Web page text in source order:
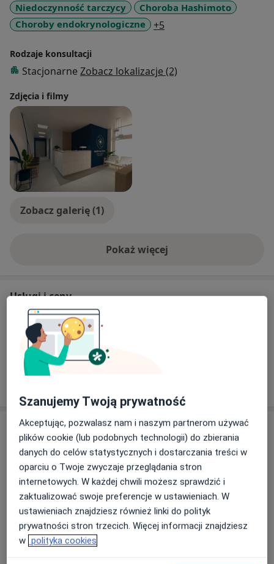
Niedoczynność tarczycy
Choroba Hashimoto
Choroby endokrynologiczne
+5
Rodzaje konsultacji
Stacjonarne Zobacz lokalizacje (2)
Zdjęcia i filmy
Zobacz galerię (1)
Pokaż więcejo doświadczeniu
Usługi i ceny
Konsultacja endokrynologiczna
Od 230 zł Szczegóły
Adresy (3)
Adres 1 Adres 2 Adres 3
Centrum Medyczne POLMED Oddział Tczew
Pomorska 1, Galeria Kociewska - poziom 2,
Tczew
Szanujemy Twoją prywatność
Akceptując, pozwalasz nam i naszym partnerom używać
plików cookie (lub podobnych technologii) do zbierania
danych do celów statystycznych i dostarczania treści w
oparciu o Twoje zwyczaje przeglądania stron
internetowych. W każdej chwili możesz sprawdzić i
zaktualizować swoje preferencje w ustawieniach. W
ustawieniach znajdziesz również linki do polityk
prywatności stron trzecich. Więcej informacji znajdziesz
w polityka cookies